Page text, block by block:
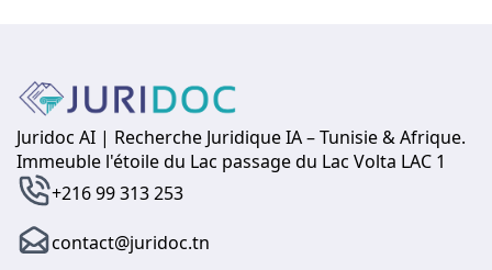
Juridoc AI | Recherche Juridique IA – Tunisie & Afrique.
Immeuble l'étoile du Lac passage du Lac Volta LAC 1
+216 99 313 253
contact@juridoc.tn